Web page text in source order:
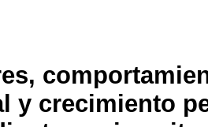
y crecimiento